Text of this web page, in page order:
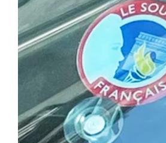
AJOUTER AU PANIER